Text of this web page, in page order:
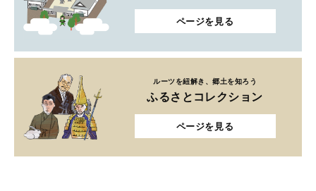
ページを見る
ルーツを紐解き、郷土を知ろう
ふるさとコレクション
ページを見る